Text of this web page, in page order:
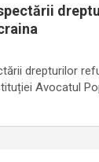
drepturilor
Avocatul